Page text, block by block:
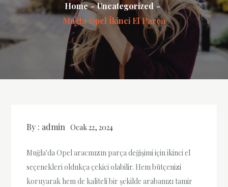
Home
Uncategorized
Muğla Opel İkinci El Parça
By : admin Ocak 22, 2024
Muğla'da Opel aracınızın parça değişimi için ikinci el
seçenekleri oldukça çekici olabilir. Hem bütçenizi
koruyarak hem de kaliteli bir şekilde arabanızı tamir